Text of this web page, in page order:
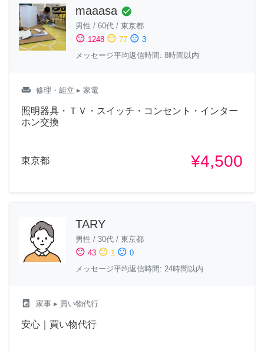
maaasa check_circle
男性 / 60代 / 東京都
sentiment_satisfied 1248 sentiment_neutral 77 sentiment_dissatisfied 3
メッセージ平均返信時間: 8時間以内
weekend 修理・組立 ▸ 家電
照明器具・ＴＶ・スイッチ・コンセント・インター
ホン交換
東京都 ¥4,500
TARY
男性 / 30代 / 東京都
sentiment_satisfied 43 sentiment_neutral 1 sentiment_dissatisfied 0
メッセージ平均返信時間: 24時間以内
local_laundry_service 家事 ▸ 買い物代行
安心｜買い物代行